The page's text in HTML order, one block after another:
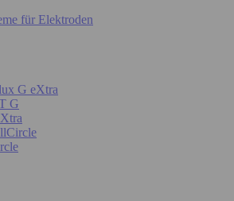
für Elektroden
G eXtra
G